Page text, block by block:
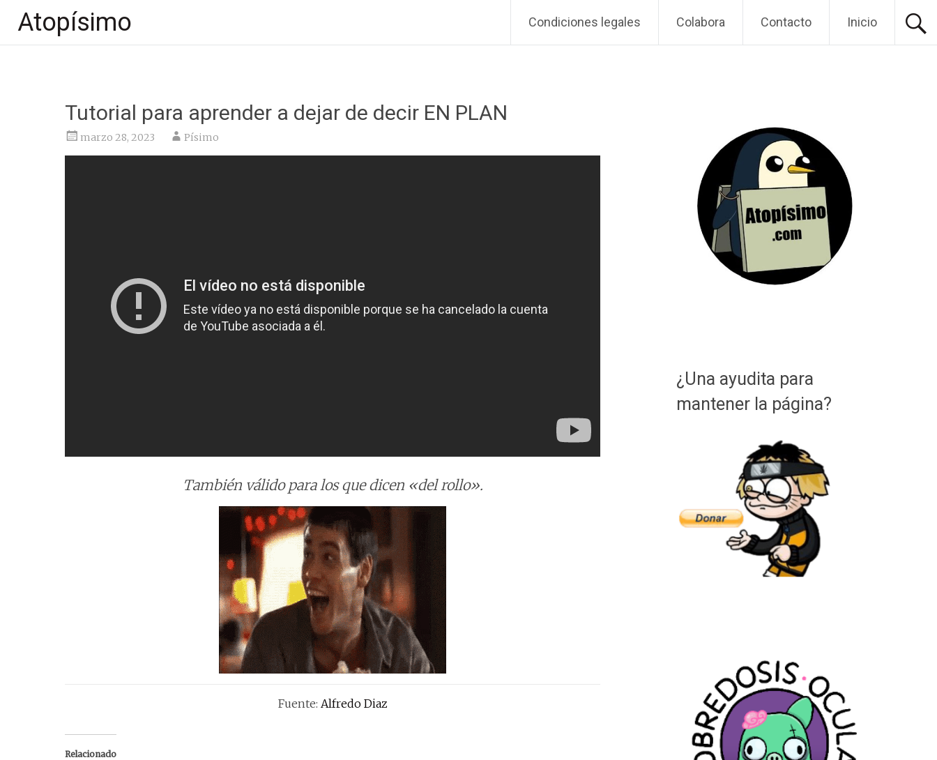
Atopísimo Condiciones legales Colabora Contacto Inicio
Tutorial para aprender a dejar de decir EN PLAN
marzo 28, 2023 Písimo
También válido para los que dicen «del rollo».
Fuente: Alfredo Diaz
Relacionado
¿Una ayudita para
mantener la página?